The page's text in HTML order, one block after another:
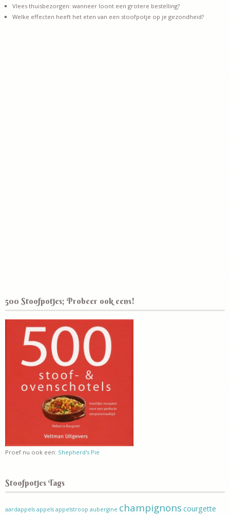
Vlees thuisbezorgen: wanneer loont een grotere bestelling?
Welke effecten heeft het eten van een stoofpotje op je gezondheid?
500 Stoofpotjes; Probeer ook eens!
Proef nu ook een: Shepherd's Pie
Stoofpotjes Tags
aardappels appels appelstroop aubergine champignons courgette